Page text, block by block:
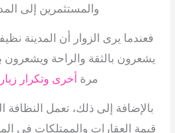
والمستثمرين إلى
فعندما يرى الزوار أن المدينة
يشعرون بالثقة والراحة ويشعرون
مرة أخرى وتكرار
بالإضافة إلى ذلك، تعمل النظافة
قيمة العقارات والممتلكات في